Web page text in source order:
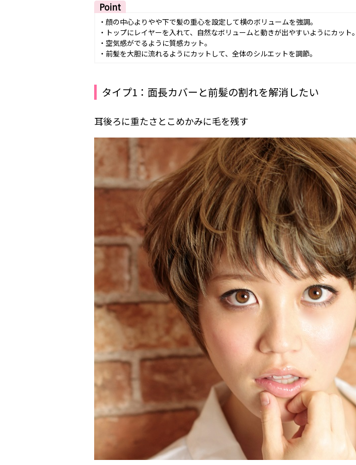
Point
・顔の中心よりやや下で髪の重心を設定して横のボリュームを強調。
・トップにレイヤーを入れて、自然なボリュームと動きが出やすいようにカット。
・空気感がでるように質感カット。
・前髪を大胆に流れるようにカットして、全体のシルエットを調節。
タイプ1：面長カバーと前髪の割れを解消したい
耳後ろに重たさとこめかみに毛を残す